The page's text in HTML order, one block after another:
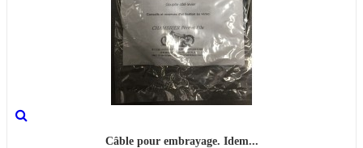
Câble pour embrayage. Idem...